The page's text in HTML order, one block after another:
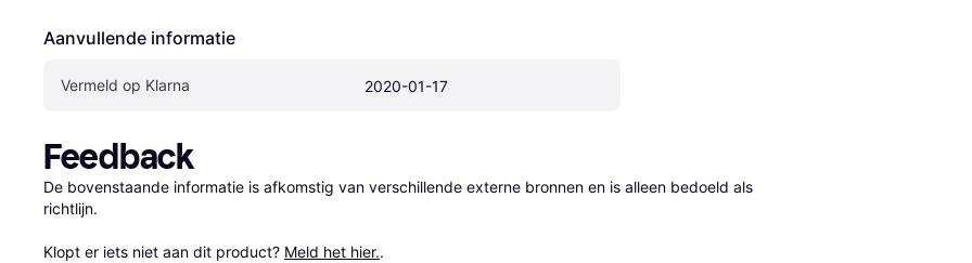
Aanvullende informatie
Vermeld op Klarna 2020-01-17
Feedback
De bovenstaande informatie is afkomstig van verschillende externe bronnen en is alleen bedoeld als
richtlijn.
Klopt er iets niet aan dit product? Meld het hier..